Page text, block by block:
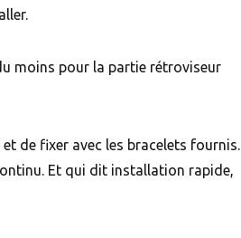
moins pour la partie rétroviseur
de fixer avec les bracelets fournis.
Et qui dit installation rapide,